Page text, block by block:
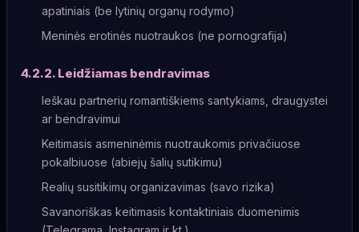
apatiniais (be lytinių organų rodymo)
Meninės erotinės nuotraukos (ne pornografija)
4.2.2. Leidžiamas bendravimas
Ieškau partnerių romantiškiems santykiams, draugystei
ar bendravimui
Keitimasis asmeninėmis nuotraukomis privačiuose
pokalbiuose (abiejų šalių sutikimu)
Realių susitikimų organizavimas (savo rizika)
Savanoriškas keitimasis kontaktiniais duomenimis